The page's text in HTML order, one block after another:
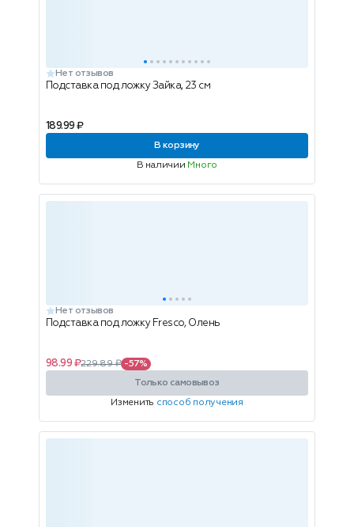
Нет отзывов
Подставка под ложку Зайка, 23 см
189.99 ₽
В корзину
В наличии Много
Нет отзывов
Подставка под ложку Fresco, Олень
98.99 ₽229.89 ₽ -57%
Только самовывоз
Изменить способ получения